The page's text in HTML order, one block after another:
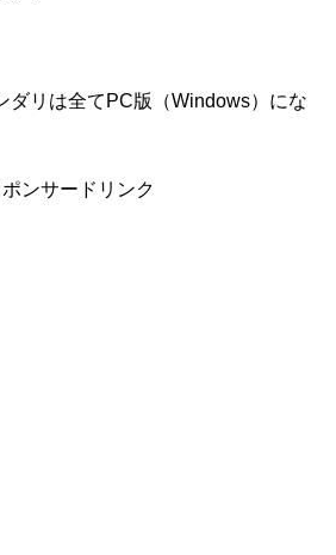
ダリは全てPC版（Windows）にな
ポンサードリンク